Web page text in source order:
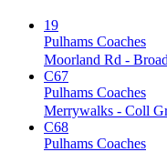
19
Pulhams Coaches
Moorland Rd -
C67
Pulhams Coaches
Merrywalks - Coll
C68
Pulhams Coaches